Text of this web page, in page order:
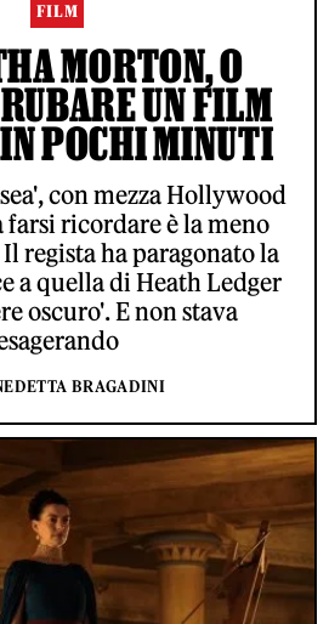
FILM
MORTON, O
UN FILM
POCHI MINUTI
con mezza Hollywood
farsi ricordare è la meno
regista ha paragonato la
a quella di Heath Ledger
oscuro'. E non stava
BRAGADINI